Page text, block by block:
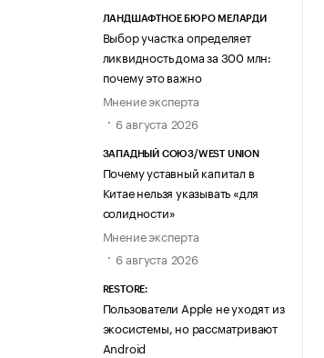
ЛАНДШАФТНОЕ БЮРО МЕЛАРДИ
Выбор участка определяет
ликвидность дома за 300 млн:
почему это важно
Мнение эксперта
6 августа 2026
ЗАПАДНЫЙ СОЮЗ/WEST UNION
Почему уставный капитал в
Китае нельзя указывать «для
солидности»
Мнение эксперта
6 августа 2026
RESTORE:
Пользователи Apple не уходят из
экосистемы, но рассматривают
Android